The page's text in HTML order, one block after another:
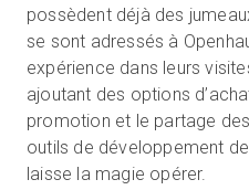
possèdent déjà des
se sont adressés à
expérience dans leurs
ajoutant des options
promotion et le partage
outils de développement
laisse la magie opérer.